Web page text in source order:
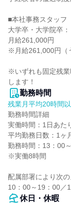
■本社事務スタッフ
大学卒・大学院卒：
月給261,000円
※月給261,000円（
※いずれも固定残業
します！
勤務時間
残業月平均20時間
勤務時間詳細
実働時間：1日あた
平均勤務日数：1ヶ
勤務時間：13：00
※実働8時間
配属部署により次
10：00～19：00／
休日・休暇